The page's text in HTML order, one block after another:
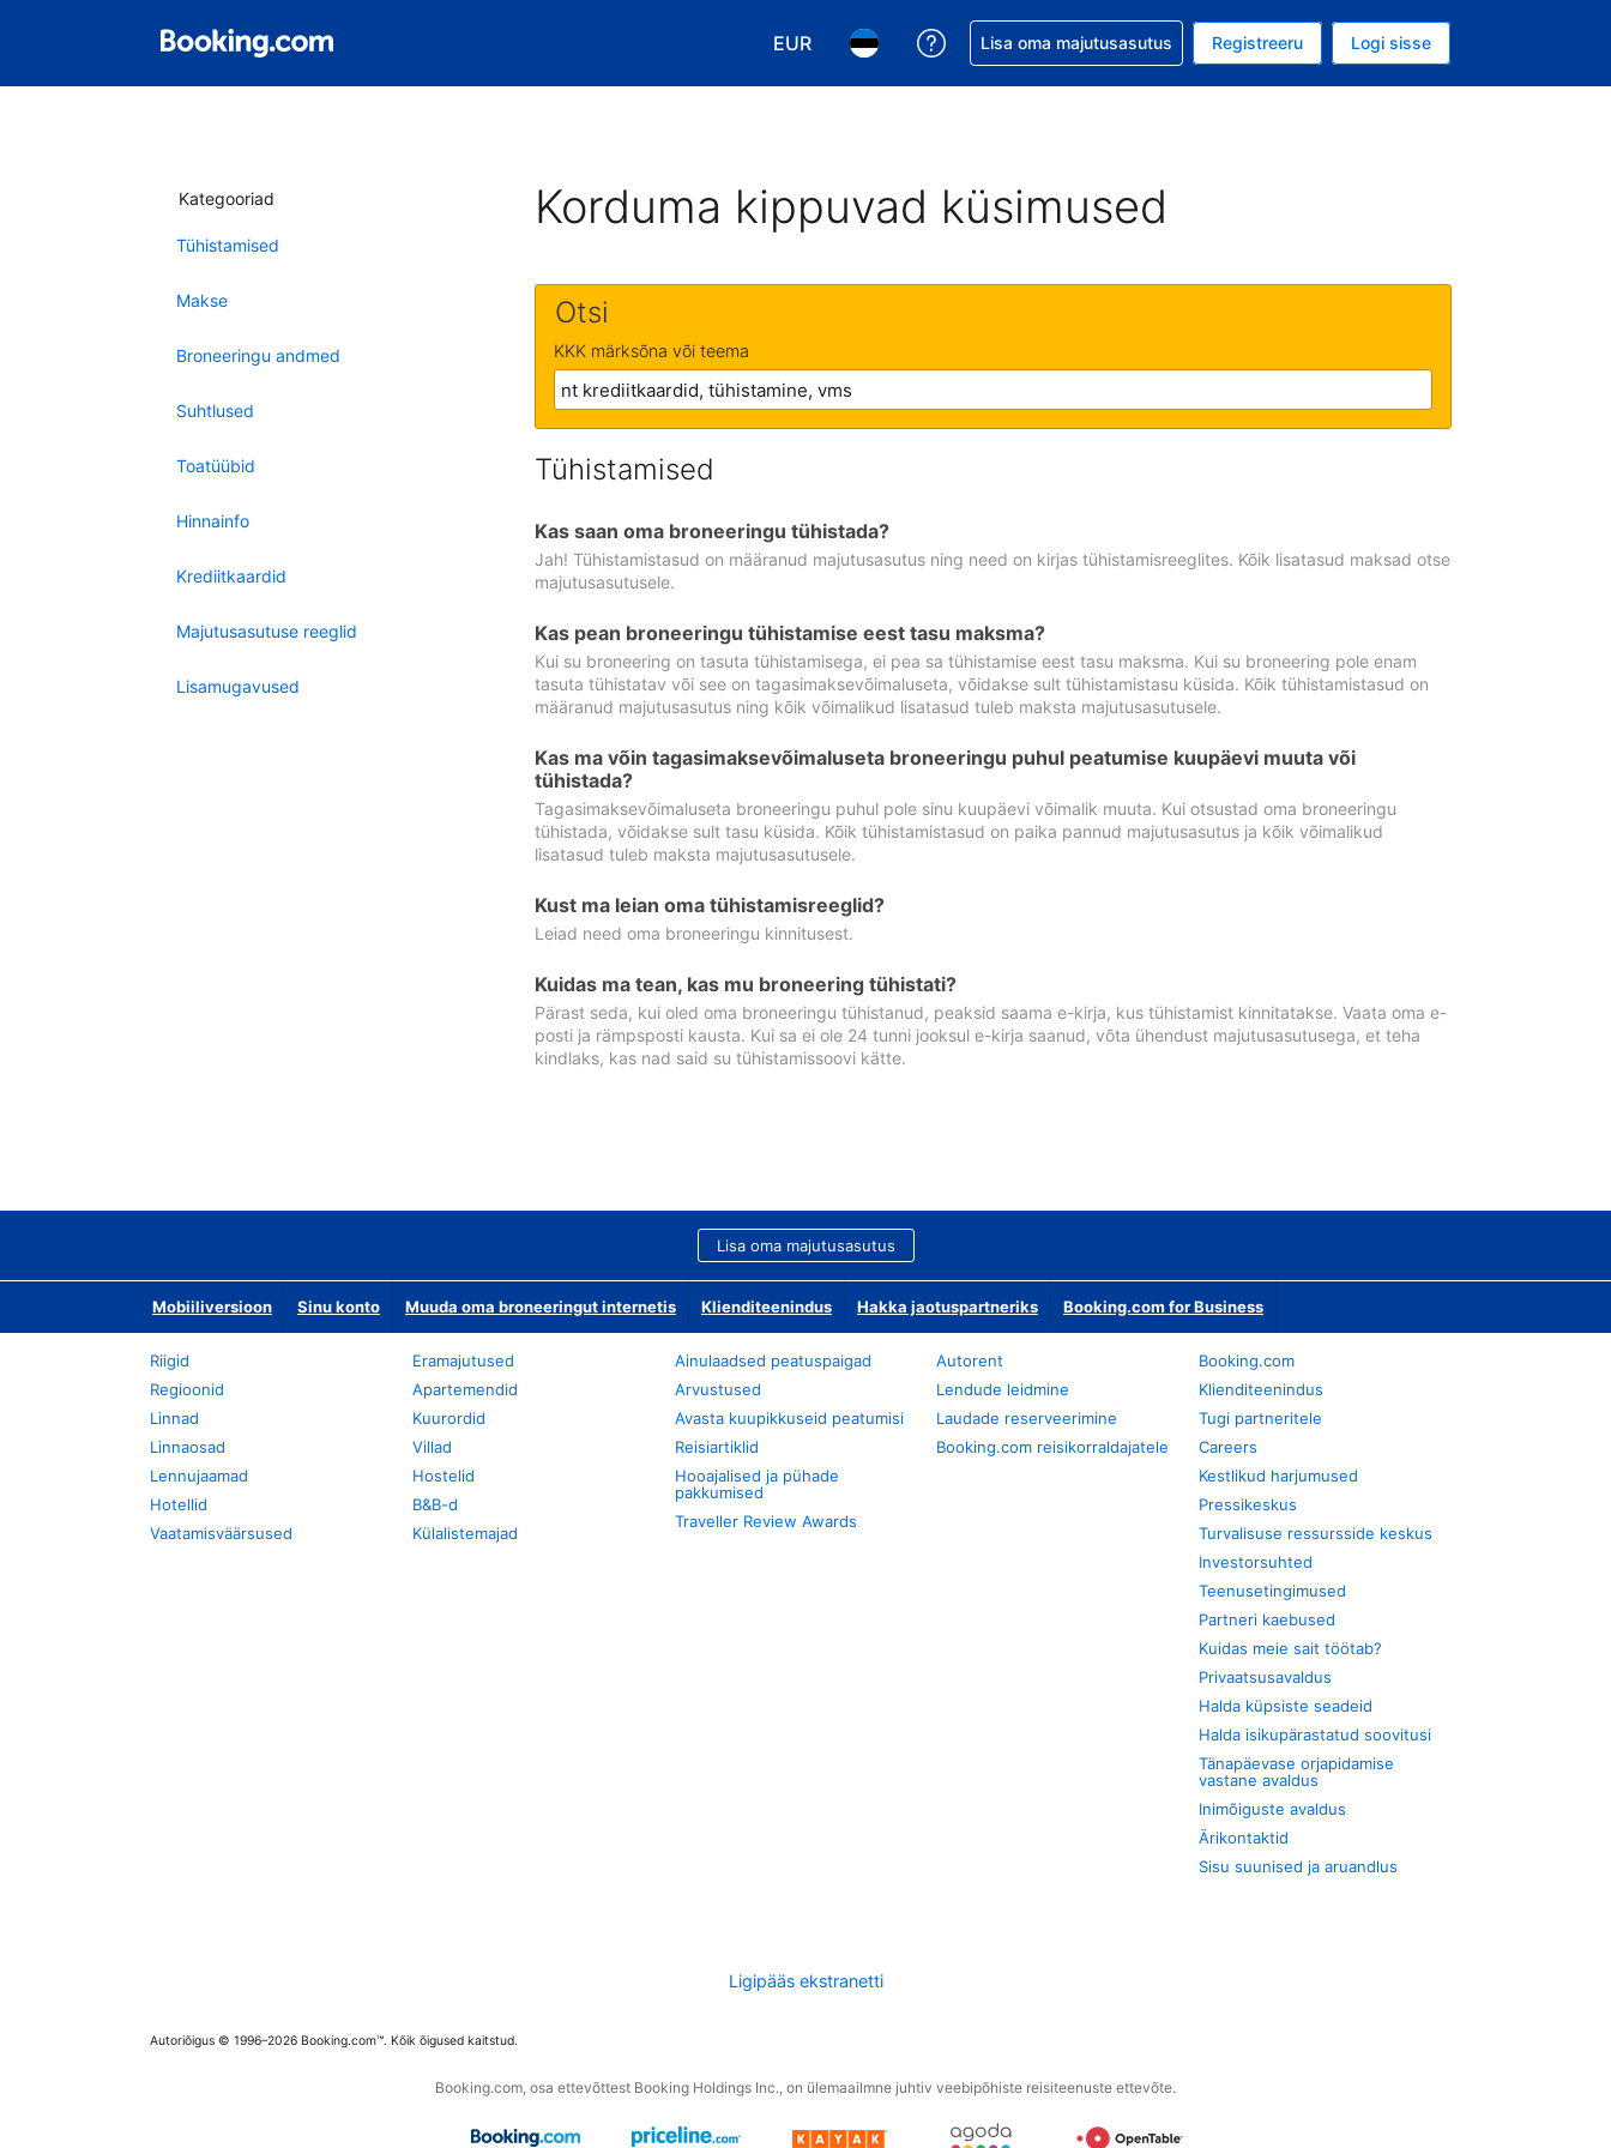
EUR
Vali valuuta. Praegune valitud valuuta on EUR
Vali keel. Praegune valitud keel on Eesti keeles
Saa broneeringuga abi
Lisa oma majutusasutus Registreeru Logi sisse
Kategooriad
Tühistamised
Makse
Broneeringu andmed
Suhtlused
Toatüübid
Hinnainfo
Krediitkaardid
Majutusasutuse reeglid
Lisamugavused
Korduma kippuvad küsimused
Otsi
KKK märksõna või teema
Tühistamised
Kas saan oma broneeringu tühistada?
Jah! Tühistamistasud on määranud majutusasutus ning need on kirjas tühistamisreeglites. Kõik lisatasud maksad otse
majutusasutusele.
Kas pean broneeringu tühistamise eest tasu maksma?
Kui su broneering on tasuta tühistamisega, ei pea sa tühistamise eest tasu maksma. Kui su broneering pole enam
tasuta tühistatav või see on tagasimaksevõimaluseta, võidakse sult tühistamistasu küsida. Kõik tühistamistasud on
määranud majutusasutus ning kõik võimalikud lisatasud tuleb maksta majutusasutusele.
Kas ma võin tagasimaksevõimaluseta broneeringu puhul peatumise kuupäevi muuta või
tühistada?
Tagasimaksevõimaluseta broneeringu puhul pole sinu kuupäevi võimalik muuta. Kui otsustad oma broneeringu
tühistada, võidakse sult tasu küsida. Kõik tühistamistasud on paika pannud majutusasutus ja kõik võimalikud
lisatasud tuleb maksta majutusasutusele.
Kust ma leian oma tühistamisreeglid?
Leiad need oma broneeringu kinnitusest.
Kuidas ma tean, kas mu broneering tühistati?
Pärast seda, kui oled oma broneeringu tühistanud, peaksid saama e-kirja, kus tühistamist kinnitatakse. Vaata oma e-
posti ja rämpsposti kausta. Kui sa ei ole 24 tunni jooksul e-kirja saanud, võta ühendust majutusasutusega, et teha
kindlaks, kas nad said su tühistamissoovi kätte.
Lisa oma majutusasutus
Mobiiliversioon Sinu konto Muuda oma broneeringut internetis Klienditeenindus Hakka jaotuspartneriks Booking.com for Business
Riigid
Regioonid
Linnad
Linnaosad
Lennujaamad
Hotellid
Vaatamisväärsused
Eramajutused
Apartemendid
Kuurordid
Villad
Hostelid
B&B-d
Külalistemajad
Ainulaadsed peatuspaigad
Arvustused
Avasta kuupikkuseid peatumisi
Reisiartiklid
Hooajalised ja pühade
pakkumised
Traveller Review Awards
Autorent
Lendude leidmine
Laudade reserveerimine
Booking.com reisikorraldajatele
Booking.com
Klienditeenindus
Tugi partneritele
Careers
Kestlikud harjumused
Pressikeskus
Turvalisuse ressursside keskus
Investorsuhted
Teenusetingimused
Partneri kaebused
Kuidas meie sait töötab?
Privaatsusavaldus
Halda küpsiste seadeid
Halda isikupärastatud soovitusi
Tänapäevase orjapidamise
vastane avaldus
Inimõiguste avaldus
Ärikontaktid
Sisu suunised ja aruandlus
Ligipääs ekstranetti
Autoriõigus © 1996–2026 Booking.com™. Kõik õigused kaitstud.
Booking.com, osa ettevõttest Booking Holdings Inc., on ülemaailmne juhtiv veebipõhiste reisiteenuste ettevõte.